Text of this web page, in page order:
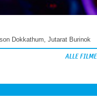
Dokkathum, Jutarat Burinok
ALLE FILME